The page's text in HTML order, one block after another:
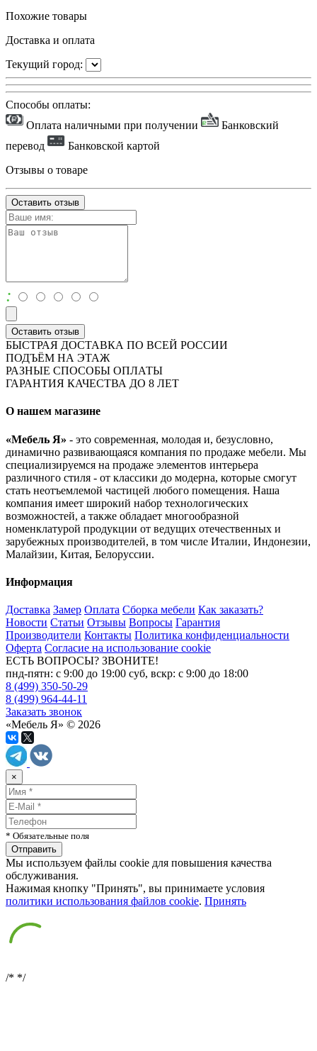
Похожие товары
Доставка и оплата
Текущий город:
Способы оплаты:
Оплата наличными при получении
Банковский
перевод
Банковской картой
Отзывы о товаре
Оставить отзыв
:
Оставить отзыв
БЫСТРАЯ ДОСТАВКА ПО ВСЕЙ РОССИИ
ПОДЪЁМ НА ЭТАЖ
РАЗНЫЕ СПОСОБЫ ОПЛАТЫ
ГАРАНТИЯ КАЧЕСТВА ДО 8 ЛЕТ
О нашем магазине
«Мебель Я» - это современная, молодая и, безусловно,
динамично развивающаяся компания по продаже мебели. Мы
специализируемся на продаже элементов интерьера
различного стиля - от классики до модерна, которые смогут
стать неотъемлемой частицей любого помещения. Наша
компания имеет широкий набор технологических
возможностей, а также обладает многообразной
номенклатурой продукции от ведущих отечественных и
зарубежных производителей, в том числе Италии, Индонезии,
Малайзии, Китая, Белоруссии.
Информация
Доставка Замер Оплата Сборка мебели Как заказать?
Новости Статьи Отзывы Вопросы Гарантия
Производители Контакты Политика конфиденциальности
Оферта Согласие на использование cookie
ЕСТЬ ВОПРОСЫ? ЗВОНИТЕ!
пнд-пятн: с 9:00 до 19:00 суб, вскр: с 9:00 до 18:00
8 (499) 350-50-29
8 (499) 964-44-11
Заказать звонок
«Мебель Я» © 2026
×
* Обязательные поля
Мы используем файлы cookie для повышения качества
обслуживания.
Нажимая кнопку "Принять", вы принимаете условия
политики использования файлов cookie. Принять
/* */